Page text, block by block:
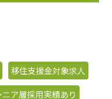
移住支援金対象求人
ニア層採用実績あり